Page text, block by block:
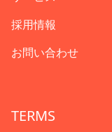
採用情報
お問い合わせ
TERMS